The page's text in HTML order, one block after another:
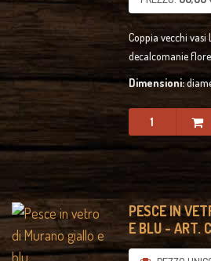
Coppia vecchi
decalcomanie
Dimensioni:
PESCE IN
E BLU - ART.